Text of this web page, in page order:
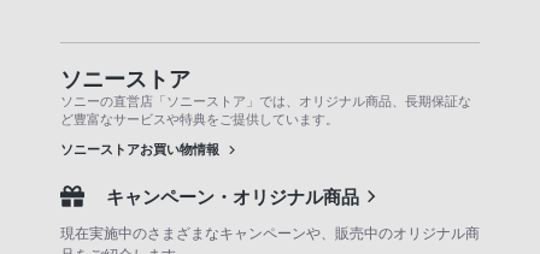
ソニーストア
ソニーの直営店「ソニーストア」では、オリジナル商品、長期保証な
ど豊富なサービスや特典をご提供しています。
ソニーストアお買い物情報
キャンペーン・オリジナル商品
現在実施中のさまざまなキャンペーンや、販売中のオリジナル商